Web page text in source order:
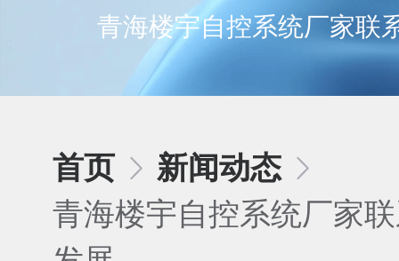
青海楼宇自控系统厂家联
首页
新闻动态
青海楼宇自控系统厂家